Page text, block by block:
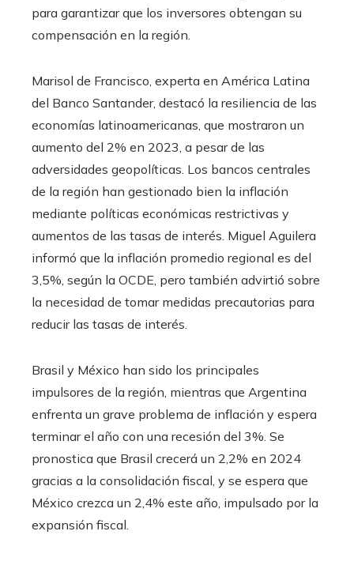
para garantizar que los inversores obtengan su
compensación en la región.
Marisol de Francisco, experta en América Latina
del Banco Santander, destacó la resiliencia de las
economías latinoamericanas, que mostraron un
aumento del 2% en 2023, a pesar de las
adversidades geopolíticas. Los bancos centrales
de la región han gestionado bien la inflación
mediante políticas económicas restrictivas y
aumentos de las tasas de interés. Miguel Aguilera
informó que la inflación promedio regional es del
3,5%, según la OCDE, pero también advirtió sobre
la necesidad de tomar medidas precautorias para
reducir las tasas de interés.
Brasil y México han sido los principales
impulsores de la región, mientras que Argentina
enfrenta un grave problema de inflación y espera
terminar el año con una recesión del 3%. Se
pronostica que Brasil crecerá un 2,2% en 2024
gracias a la consolidación fiscal, y se espera que
México crezca un 2,4% este año, impulsado por la
expansión fiscal.